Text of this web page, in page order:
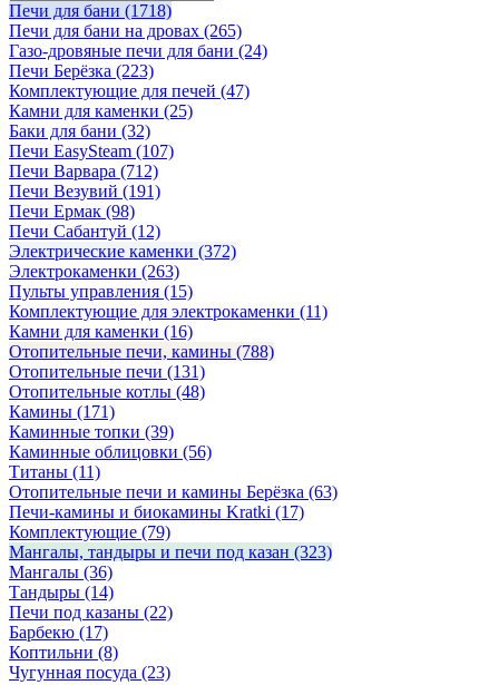
Печи для бани (1718)
Печи для бани на дровах (265)
Газо-дровяные печи для бани (24)
Печи Берёзка (223)
Комплектующие для печей (47)
Камни для каменки (25)
Баки для бани (32)
Печи EasySteam (107)
Печи Варвара (712)
Печи Везувий (191)
Печи Ермак (98)
Печи Сабантуй (12)
Электрические каменки (372)
Электрокаменки (263)
Пульты управления (15)
Комплектующие для электрокаменки (11)
Камни для каменки (16)
Отопительные печи, камины (788)
Отопительные печи (131)
Отопительные котлы (48)
Камины (171)
Каминные топки (39)
Каминные облицовки (56)
Титаны (11)
Отопительные печи и камины Берёзка (63)
Печи-камины и биокамины Kratki (17)
Комплектующие (79)
Мангалы, тандыры и печи под казан (323)
Мангалы (36)
Тандыры (14)
Печи под казаны (22)
Барбекю (17)
Коптильни (8)
Чугунная посуда (23)